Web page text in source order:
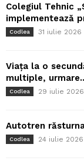
Colegiul Tehnic
implementează
Codlea 31 iulie 2026
Viața la o
multiple,
Codlea 29 iulie 2026
Autotren
Codlea 24 iulie 2026